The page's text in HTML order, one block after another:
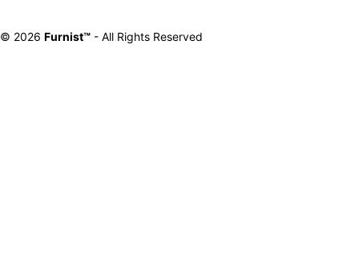
© 2026 Furnist™ - All Rights Reserved